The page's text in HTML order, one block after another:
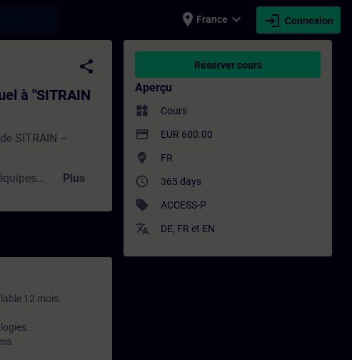
place France expand_more login Connexion
access" - Entraînement - Formation -
share
à "SITRAIN
SITRAIN –
grâce
Plus
12 mois.
Réserver cours
Aperçu
widgets Cours
payment EUR 600.00
where_to_vote FR
access_time 365 days
sell ACCESS-P
translate DE, FR et EN